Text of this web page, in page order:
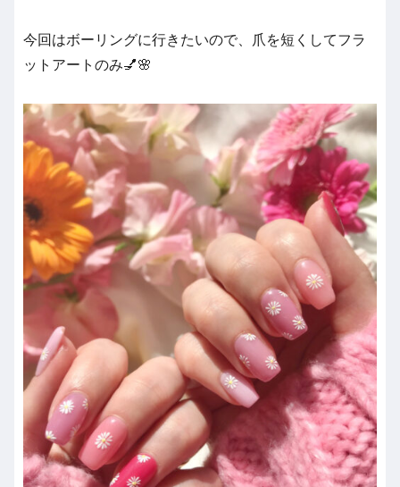
今回はボーリングに行きたいので、爪を短くしてフラ
ットアートのみ💅🌸